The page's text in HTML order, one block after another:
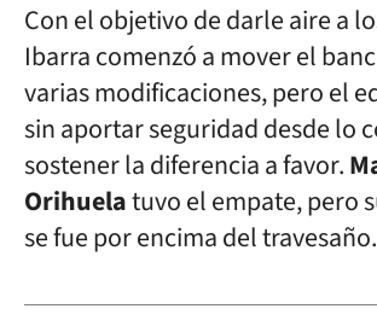
Con el objetivo de darle aire a
Ibarra comenzó a mover el
varias modificaciones, pero el
sin aportar seguridad desde lo
sostener la diferencia a favor.
Orihuelatuvo el empate, pero
se fue por encima del travesaño.